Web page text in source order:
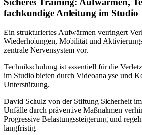
Sicheres Training: Aufwärmen,
fachkundige Anleitung im Studio
Ein strukturiertes Aufwärmen verringert
Wiederholungen, Mobilität und
zentrale Nervensystem vor.
Technikschulung ist essentiell für die
im Studio bieten durch Videoanalyse und
Unterstützung.
David Schulz von der Stiftung Sicherheit
Unfälle durch präventive Maßnahmen
Progressive Belastungssteigerung und
langfristig.